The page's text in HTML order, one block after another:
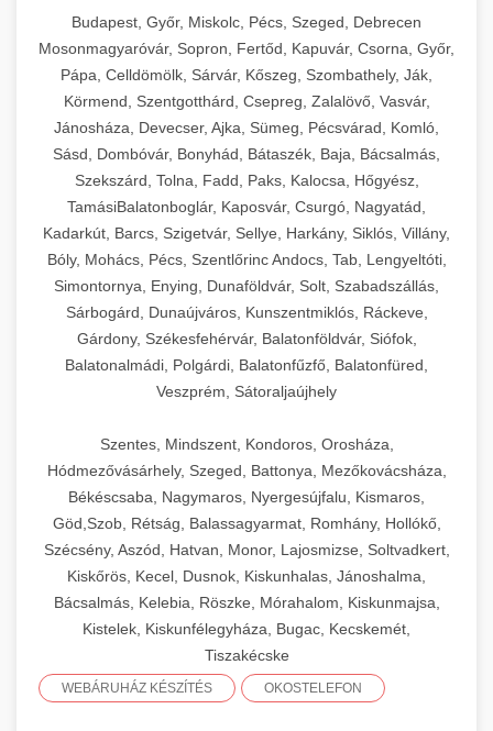
Budapest, Győr, Miskolc, Pécs, Szeged, Debrecen
Mosonmagyaróvár, Sopron, Fertőd, Kapuvár, Csorna, Győr,
Pápa, Celldömölk, Sárvár, Kőszeg, Szombathely, Ják,
Körmend, Szentgotthárd, Csepreg, Zalalövő, Vasvár,
Jánosháza, Devecser, Ajka, Sümeg, Pécsvárad, Komló,
Sásd, Dombóvár, Bonyhád, Bátaszék, Baja, Bácsalmás,
Szekszárd, Tolna, Fadd, Paks, Kalocsa, Hőgyész,
TamásiBalatonboglár, Kaposvár, Csurgó, Nagyatád,
Kadarkút, Barcs, Szigetvár, Sellye, Harkány, Siklós, Villány,
Bóly, Mohács, Pécs, Szentlőrinc Andocs, Tab, Lengyeltóti,
Simontornya, Enying, Dunaföldvár, Solt, Szabadszállás,
Sárbogárd, Dunaújváros, Kunszentmiklós, Ráckeve,
Gárdony, Székesfehérvár, Balatonföldvár, Siófok,
Balatonalmádi, Polgárdi, Balatonfűzfő, Balatonfüred,
Veszprém, Sátoraljaújhely
Szentes, Mindszent, Kondoros, Orosháza,
Hódmezővásárhely, Szeged, Battonya, Mezőkovácsháza,
Békéscsaba, Nagymaros, Nyergesújfalu, Kismaros,
Göd,Szob, Rétság, Balassagyarmat, Romhány, Hollókő,
Szécsény, Aszód, Hatvan, Monor, Lajosmizse, Soltvadkert,
Kiskőrös, Kecel, Dusnok, Kiskunhalas, Jánoshalma,
Bácsalmás, Kelebia, Röszke, Mórahalom, Kiskunmajsa,
Kistelek, Kiskunfélegyháza, Bugac, Kecskemét,
Tiszakécske
WEBÁRUHÁZ KÉSZÍTÉS OKOSTELEFON